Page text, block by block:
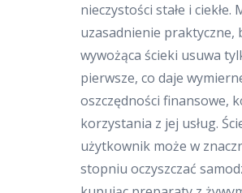
nieczystości stałe i ciekłe.
uzasadnienie praktyczne,
wywożąca ścieki usuwa
pierwsze, co daje
oszczędności finansowe,
korzystania z jej usług.
użytkownik może w
stopniu oczyszczać